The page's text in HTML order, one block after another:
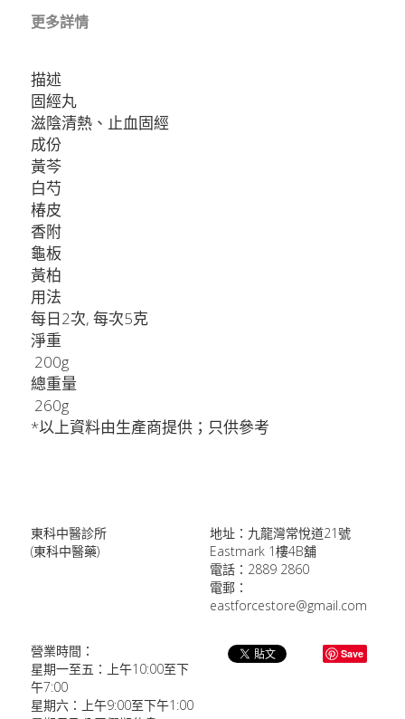
更多詳情
描述
固經丸
滋陰清熱、止血固經
成份
黃芩
白芍
椿皮
香附
龜板
黃柏
用法
每日2次, 每次5克
淨重
200g
總重量
260g
*以上資料由生產商提供；只供參考
東科中醫診所
(東科中醫藥)
地址：九龍灣常悅道21號
Eastmark 1樓4B舖
電話：2889 2860
電郵：
eastforcestore@gmail.com
營業時間：
星期一至五：上午10:00至下
午7:00
星期六：上午9:00至下午1:00
Save